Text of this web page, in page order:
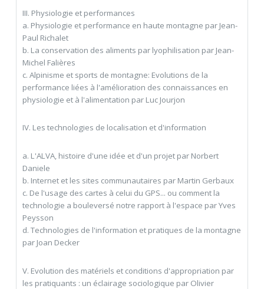
III. Physiologie et performances
a. Physiologie et performance en haute montagne par Jean-
Paul Richalet
b. La conservation des aliments par lyophilisation par Jean-
Michel Falières
c. Alpinisme et sports de montagne: Evolutions de la
performance liées à l'amélioration des connaissances en
physiologie et à l'alimentation par Luc Jourjon
IV. Les technologies de localisation et d'information
a. L'ALVA, histoire d'une idée et d'un projet par Norbert
Daniele
b. Internet et les sites communautaires par Martin Gerbaux
c. De l'usage des cartes à celui du GPS... ou comment la
technologie a bouleversé notre rapport à l'espace par Yves
Peysson
d. Technologies de l'information et pratiques de la montagne
par Joan Decker
V. Evolution des matériels et conditions d'appropriation par
les pratiquants : un éclairage sociologique par Olivier